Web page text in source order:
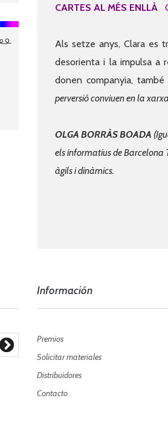
CARTES AL MÉS ENLLÀ
Als setze anys, Clara es
desorienta i la impulsa a
donen companyia,
perversió conviuen en la
OLGA BORRÀS BOADA
els informatius de Barcelona
àgils i dinàmics.
Información
Premios
Solicitar materiales
Distribuidores
Contacto